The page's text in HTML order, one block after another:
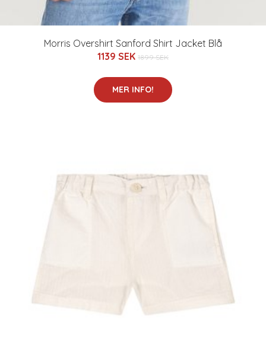
Morris Overshirt Sanford Shirt Jacket Blå
1139 SEK 1899 SEK
MER INFO!